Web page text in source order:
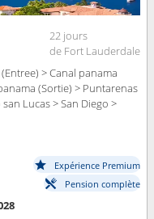
22 jours
de Fort Lauderdale
> Canal panama
(Sortie) > Puntarenas
Lucas > San Diego >
Expérience Premium
Pension complète